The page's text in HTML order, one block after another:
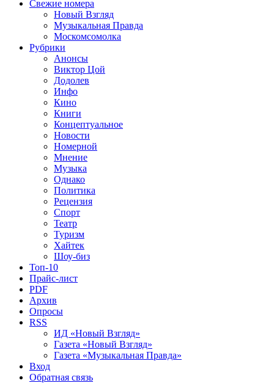
Свежие номера
Новый Взгляд
Музыкальная Правда
Москомсомолка
Рубрики
Анонсы
Виктор Цой
Додолев
Инфо
Кино
Книги
Концептуальное
Новости
Номерной
Мнение
Музыка
Однако
Политика
Рецензия
Спорт
Театр
Туризм
Хайтек
Шоу-биз
Топ-10
Прайс-лист
PDF
Архив
Опросы
RSS
ИД «Новый Взгляд»
Газета «Новый Взгляд»
Газета «Музыкальная Правда»
Вход
Обратная связь